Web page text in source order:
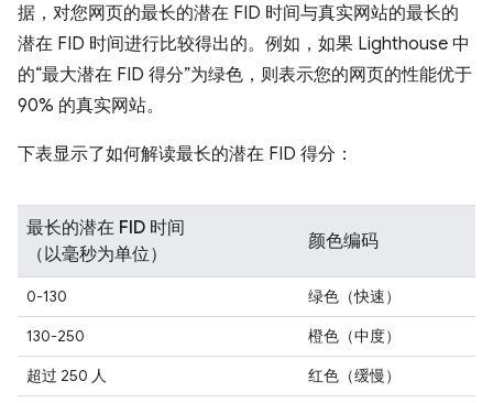
据，对您网页的最长的潜在 FID 时间与真实网站的最长的
潜在 FID 时间进行比较得出的。例如，如果 Lighthouse 中
的“最大潜在 FID 得分”为绿色，则表示您的网页的性能优于
90% 的真实网站。
下表显示了如何解读最长的潜在 FID 得分：
最长的潜在 FID 时间
（以毫秒为单位）
颜色编码
0-130
绿色（快速）
130-250
橙色（中度）
超过 250 人
红色（缓慢）